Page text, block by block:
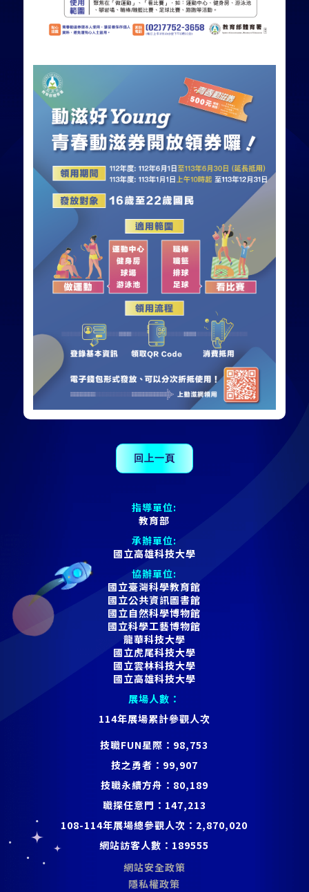
指導單位:
教育部
承辦單位:
國立高雄科技大學
協辦單位:
國立臺灣科學教育館
國立公共資訊圖書館
國立自然科學博物館
國立科學工藝博物館
龍華科技大學
國立虎尾科技大學
國立雲林科技大學
國立高雄科技大學
展場人數：
114年展場累計參觀人次
技職FUN星際： 98,753
技之勇者： 99,907
技職永續方舟： 80,189
職探任意門： 147,213
108-114年展場總參觀人次： 2,870,020
網站訪客人數： 189555
網站安全政策
隱私權政策